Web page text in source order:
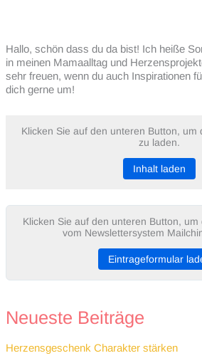
Hallo, schön dass du da bist! Ich heiße
in meinen Mamaalltag und
sehr freuen, wenn du auch Inspirationen
dich gerne um!
Klicken Sie auf den unteren Button, um
zu laden.
Inhalt laden
Klicken Sie auf den unteren Button,
vom Newslettersystem
Eintrageformular
Neueste Beiträge
Herzensgeschenk Charakter stärken